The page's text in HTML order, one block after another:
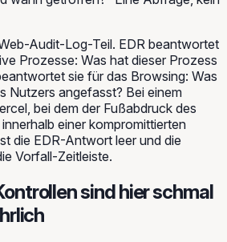
Audit-Log-Teil. EDR beantwortet
Prozesse: Was hat dieser Prozess
sie für das Browsing: Was
Nutzers angefasst? Bei einem
bei dem der Fußabdruck des
einer kompromittierten
die EDR-Antwort leer und die
Vorfall-Zeitleiste.
sind hier schmal